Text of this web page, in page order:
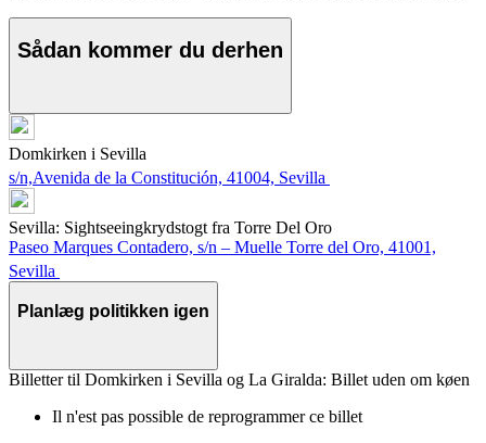
Sådan kommer du derhen
Domkirken i Sevilla
s/n,Avenida de la Constitución, 41004, Sevilla
Sevilla: Sightseeingkrydstogt fra Torre Del Oro
Paseo Marques Contadero, s/n – Muelle Torre del Oro, 41001,
Sevilla
Planlæg politikken igen
Billetter til Domkirken i Sevilla og La Giralda: Billet uden om køen
Il n'est pas possible de reprogrammer ce billet